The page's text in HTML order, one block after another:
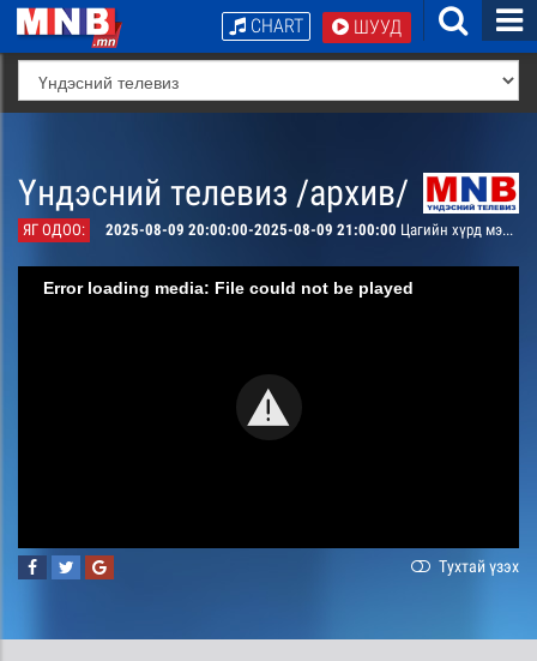
ШУУД
CHART
Үндэсний телевиз /архив/
ЯГ ОДОО: 2025-08-09 20:00:00-2025-08-09 21:00:00 Цагийн хүрд мэдээллийн хөтөлбөр /шууд/
Error loading media: File could not be played
Тухтай үзэх